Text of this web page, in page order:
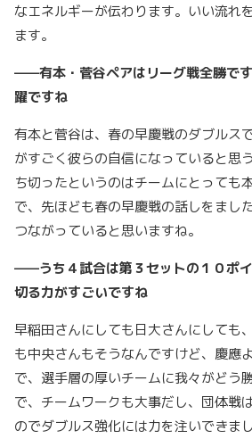
なエネルギーが伝わります。いい流れ
ます。
——有本・菅谷ペアはリーグ戦全勝で
躍ですね
有本と菅谷は、春の早慶戦のダブルス
がすごく彼らの自信になっていると思
ち切ったというのはチームにとっても
で、先ほども春の早慶戦の話しをまし
つながっていると思いますね。
——うち４試合は第３セットの１０ポ
切る力がすごいですね
早稲田さんにしても日大さんにしても
も中央さんもそうなんですけど、慶應
で、選手層の厚いチームに我々がどう
で、チームワークも大事だし、団体戦
のでダブルス強化には力を注いできまし